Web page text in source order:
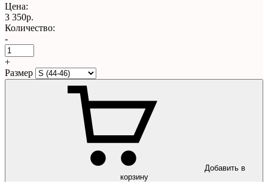
Цена:
3 350р.
Количество:
-
+
Размер
Добавить в
корзину